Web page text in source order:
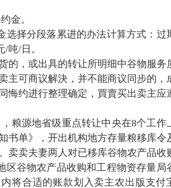
金。
选择分段落累进的办法计算方式：过
吨/日。
的，或出具的转让所明细中谷物服务
主可商议解決，并不能商议同步的，
悔约进行整理确定，買賣买出卖主应
粮源地省级重点转让中央在8个工作
书单》，开出机构地方存量粮移库令
卖卖夫妻两人对已移库谷物农产品收
区谷物农产品收购和工程物资存量局
将合适的账款划入卖主农出版支付